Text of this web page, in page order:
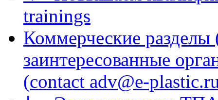
trainings
Коммерческие
заинтересованные
(contact adv@e-